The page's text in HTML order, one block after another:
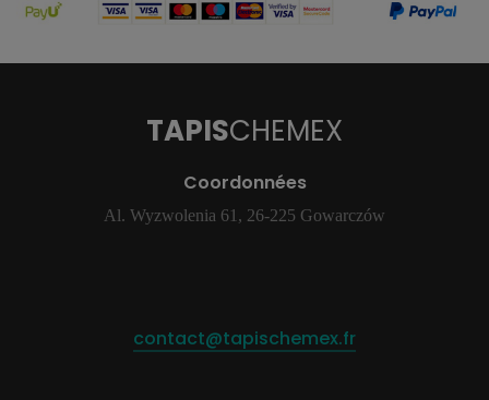
TAPISCHEMEX
Coordonnées
Al. Wyzwolenia 61, 26-225 Gowarczów
contact@tapischemex.fr